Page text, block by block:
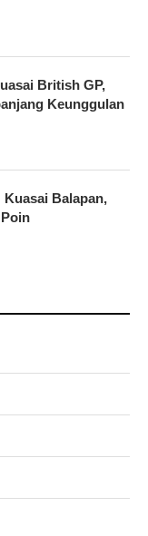
British GP,
Keunggulan
Kuasai Balapan,